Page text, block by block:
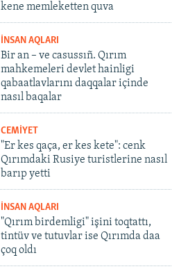
kene memleketten quva
İNSAN AQLARI
Bir an – ve casussıñ. Qırım
mahkemeleri devlet hainligi
qabaatlavlarını daqqalar içinde
nasıl baqalar
CEMİYET
"Er kes qaça, er kes kete": cenk
Qırımdaki Rusiye turistlerine nasıl
barıp yetti
İNSAN AQLARI
"Qırım birdemligi" işini toqtattı,
tintüv ve tutuvlar ise Qırımda daa
çoq oldı